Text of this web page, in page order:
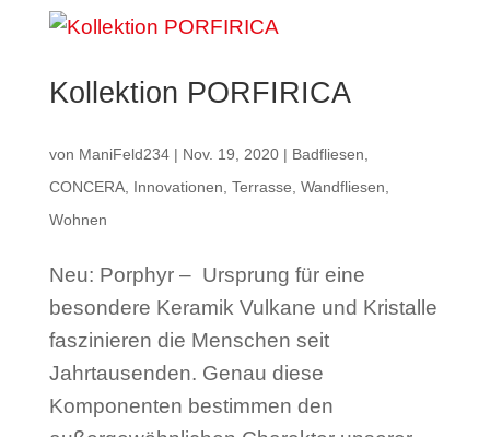
Kollektion PORFIRICA
von ManiFeld234| Nov. 19, 2020| Badfliesen
CONCERA, Innovationen Terrasse Wandfliesen
Wohnen
Neu: Porphyr – Ursprung für eine
besondere Keramik Vulkane und Kristalle
faszinieren die Menschen seit
Jahrtausenden. Genau diese
Komponenten bestimmen den